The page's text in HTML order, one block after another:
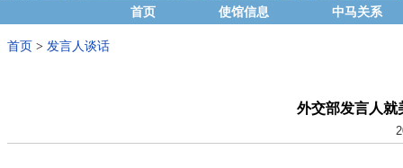
首页 使馆信息 中马关系
首页 > 发言人谈话
外交部发言人就